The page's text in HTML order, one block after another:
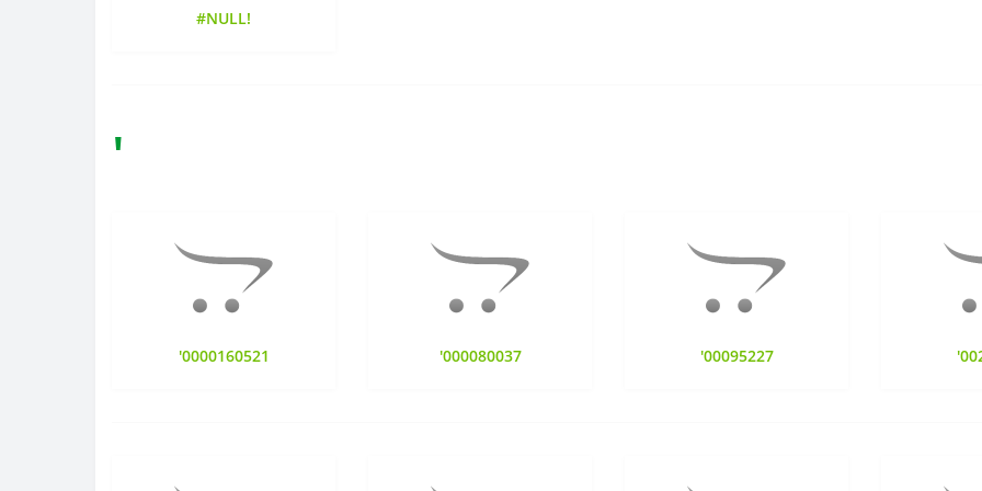
#NULL!
'
'0000160521 '000080037 '00095227